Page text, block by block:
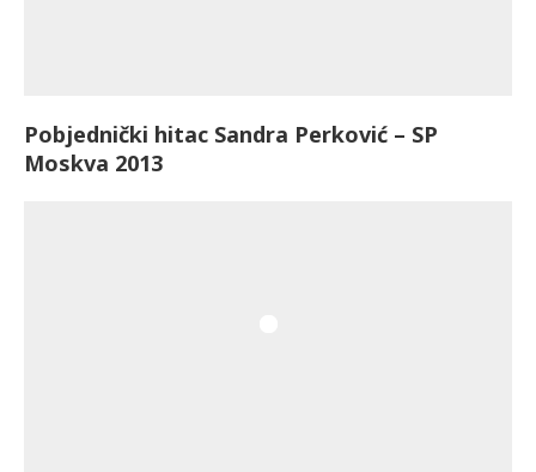
Pobjednički hitac Sandra Perković – SP
Moskva 2013